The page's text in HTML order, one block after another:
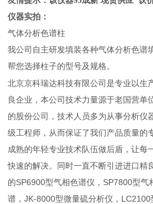
仪器实拍：
气体分析色谱柱
我公司自主研发填装各种气体分析色谱
帮您选择柱子的型号及规格。
北京京科瑞达科技有限公司是专业以生
良企业，本公司技术力量源于老国营单
的股份公司，技术人员多为从事分析仪
级工程师，从而保证了我们产品质量的
成熟的年轻专业技术队伍做后盾，让每
快速的解决。同时一直不断引进进口精
的SP6900型气相色谱仪，SP7800型
谱，JK-8000型微量硫分析仪，